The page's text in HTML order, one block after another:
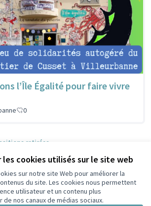
cookies utilisés sur le site web
sur notre site Web pour améliorer la
du site. Les cookies nous permettent
utilisateur et un contenu plus
nos canaux de médias sociaux.
l’Île Égalité pour faire vivre
0
retirées
sur Xsur Facebook
sur Instagram
Villeurbanne sur YouTube